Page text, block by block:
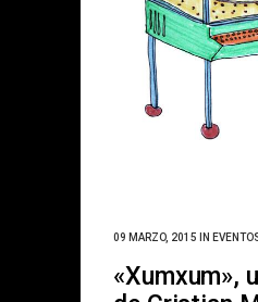
09 MARZO, 2015 IN
«Xumxum»,